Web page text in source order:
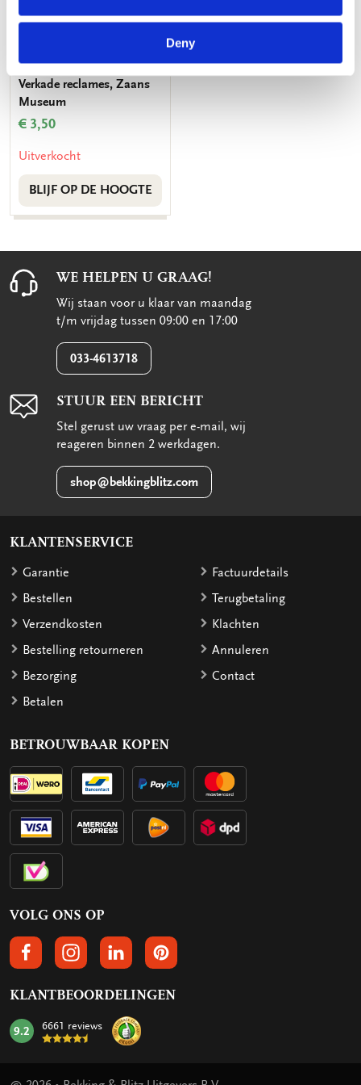
Deny
L-mapje A4 formaat:
Verkade reclames, Zaans
Museum
€ 3,50
Uitverkocht
BLIJF OP DE HOOGTE
WE HELPEN U GRAAG!
Wij staan voor u klaar van maandag
t/m vrijdag tussen 09:00 en 17:00
033-4613718
STUUR EEN BERICHT
Stel gerust uw vraag per e-mail, wij
reageren binnen 2 werkdagen.
shop@bekkingblitz.com
KLANTENSERVICE
Garantie
Bestellen
Verzendkosten
Bestelling retourneren
Bezorging
Betalen
Factuurdetails
Terugbetaling
Klachten
Annuleren
Contact
BETROUWBAAR KOPEN
VOLG ONS OP
VOLGS ONS OP FACEBOOK
VOLG ONS OP INSTAGRAM
VOLG ONS OP LINKEDIN
VOLG ONS OP PINTEREST
KLANTBEOORDELINGEN
mark:
9.2 6661 reviews